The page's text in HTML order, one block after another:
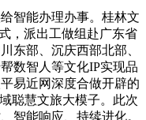
智能办理办事。桂林文
，派出工做组赴广东省
东部、沉庆西部北部、
数智人等文化IP实现品
易近网深度合做开辟的
聪慧文旅大模子。此次
智能响应、持续进化。